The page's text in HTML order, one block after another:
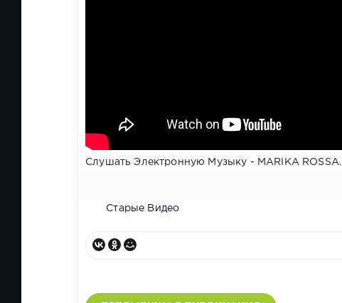
Слушать Электронную Музыку - MARIKA ROSSA.
Старые Видео